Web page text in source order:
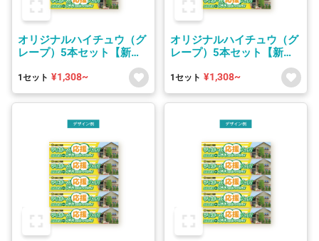
オリジナルハイチュウ（グ
レープ）5本セット【新パ
1セット ¥1,308~
オリジナルハイチュウ（グ
レープ）5本セット【新パ
1セット ¥1,308~